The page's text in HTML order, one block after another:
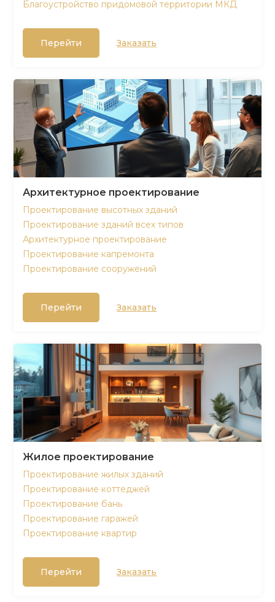
Благоустройство придомовой территории МКД
Перейти Заказать
Архитектурное проектирование
Проектирование высотных зданий
Проектирование зданий всех типов
Архитектурное проектирование
Проектирование капремонта
Проектирование сооружений
Перейти Заказать
Жилое проектирование
Проектирование жилых зданий
Проектирование коттеджей
Проектирование бань
Проектирование гаражей
Проектирование квартир
Перейти Заказать